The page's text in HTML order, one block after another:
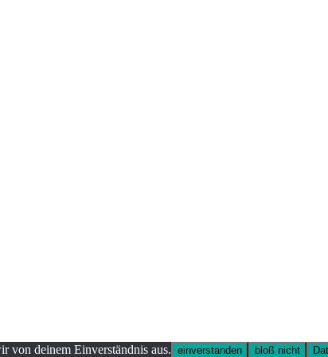
von deinem Einverständnis aus. einverstanden bloß nicht